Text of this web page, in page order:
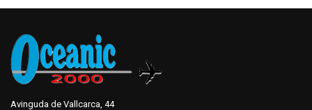
Avinguda de Vallcarca, 44